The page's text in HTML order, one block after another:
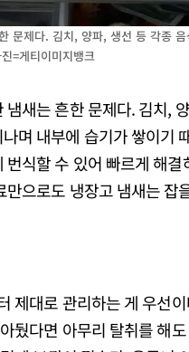
문제다. 김치, 양파, 생선 등 각종
=게티이미지뱅크
새는 흔한 문제다. 김치,
며 내부에 습기가 쌓이기
식할 수 있어 빠르게 해
으로도 냉장고 냄새는 잡
제대로 관리하는 게 우선
뒀다면 아무리 탈취를 해